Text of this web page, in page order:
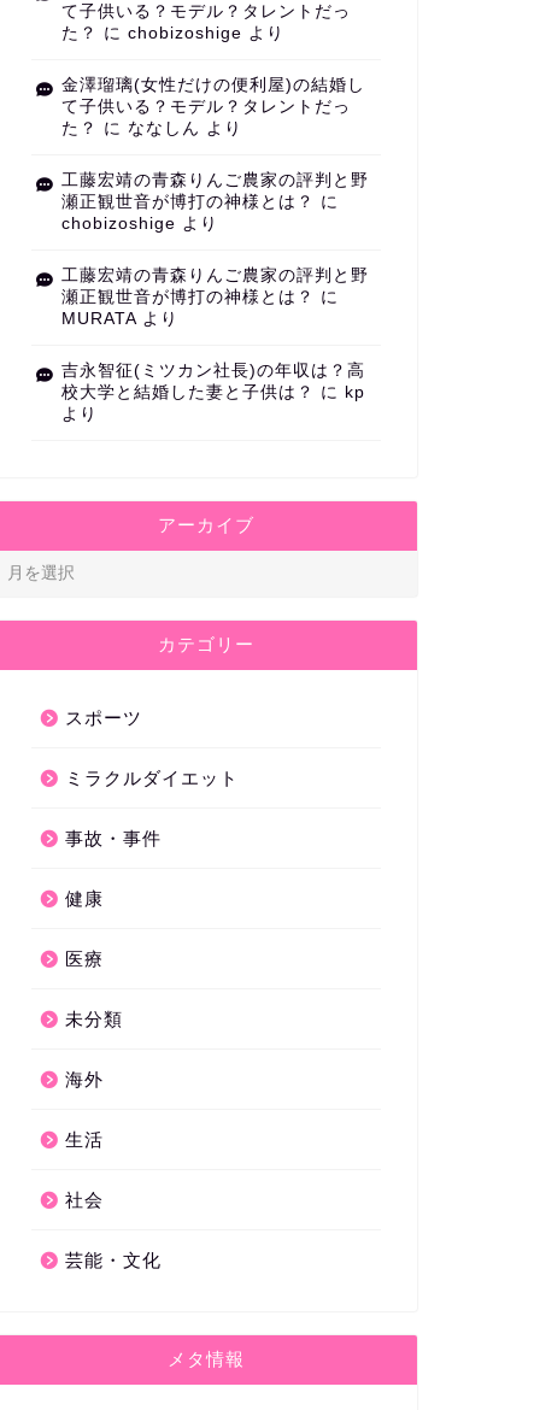
て子供いる？モデル？タレントだっ
た？
に chobizoshige より
金澤瑠璃(女性だけの便利屋)の結婚し
て子供いる？モデル？タレントだっ
た？
に ななしん より
工藤宏靖の青森りんご農家の評判と野
瀬正観世音が博打の神様とは？
に
chobizoshige より
工藤宏靖の青森りんご農家の評判と野
瀬正観世音が博打の神様とは？
に
MURATAより
吉永智征(ミツカン社長)の年収は？高
校大学と結婚した妻と子供は？
に kp
より
アーカイブ
カテゴリー
スポーツ
ミラクルダイエット
事故・事件
健康
医療
未分類
海外
生活
社会
芸能・文化
メタ情報